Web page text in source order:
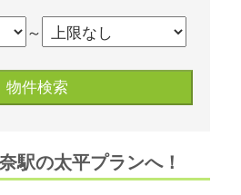
～
駅の太平プランへ！